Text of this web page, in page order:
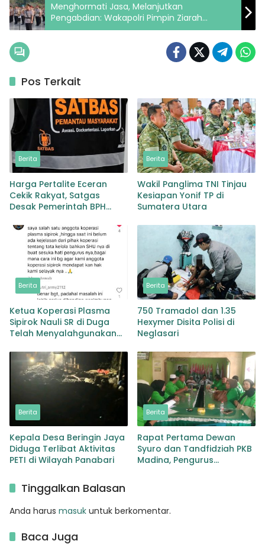
Menghormati Jasa, Melanjutkan
Pengabdian: Wakapolri Pimpin Ziarah
Nasional Menjelang Hari Bhayangkara ke-80
Pos Terkait
Berita
Harga Pertalite Eceran
Cekik Rakyat, Satgas
Desak Pemerintah BPH
Berita
Wakil Panglima TNI Tinjau
Kesiapan Yonif TP di
Sumatera Utara
Berita
Ketua Koperasi Plasma
Sipirok Nauli SR di Duga
Telah Menyalahgunakan
Berita
750 Tramadol dan 1.35
Hexymer Disita Polisi di
Neglasari
Berita
Kepala Desa Beringin Jaya
Diduga Terlibat Aktivitas
PETI di Wilayah Panabari
Berita
Rapat Pertama Dewan
Syuro dan Tandfidziah PKB
Madina, Pengurus
Tinggalkan Balasan
Anda harus masuk untuk berkomentar.
Baca Juga